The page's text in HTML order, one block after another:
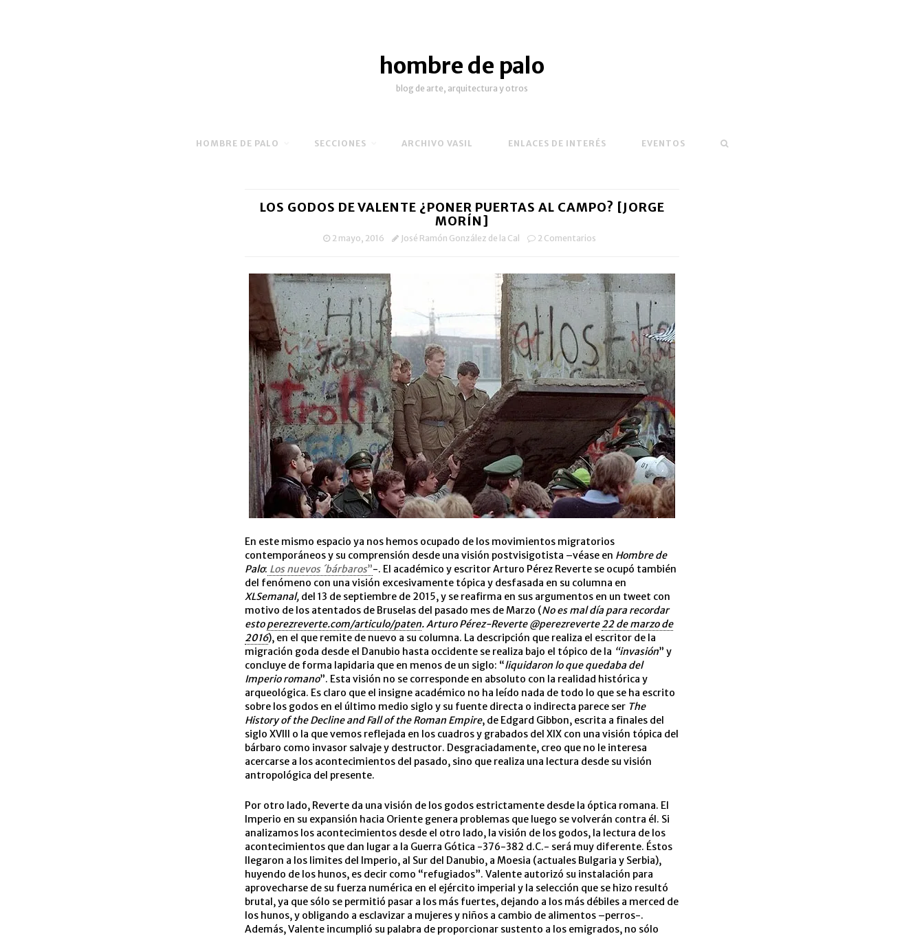
hombre de palo
blog de arte, arquitectura y otros
HOMBRE DE PALO SECCIONES ARCHIVO VASIL ENLACES DE INTERÉS EVENTOS
LOS GODOS DE VALENTE ¿PONER PUERTAS AL CAMPO? [JORGE
MORÍN]
2 mayo, 2016 José Ramón González de la Cal 2 Comentarios
En este mismo espacio ya nos hemos ocupado de los movimientos migratorios
contemporáneos y su comprensión desde una visión postvisigotista –véase en Hombre de
Palo: Los nuevos ´bárbaros”-. El académico y escritor Arturo Pérez Reverte se ocupó también
del fenómeno con una visión excesivamente tópica y desfasada en su columna en
XLSemanal, del 13 de septiembre de 2015, y se reafirma en sus argumentos en un tweet con
motivo de los atentados de Bruselas del pasado mes de Marzo (No es mal día para recordar
estoperezreverte.com/articulo/paten. Arturo Pérez-Reverte @perezreverte22 de marzo de
2016), en el que remite de nuevo a su columna. La descripción que realiza el escritor de la
migración goda desde el Danubio hasta occidente se realiza bajo el tópico de la “invasión” y
concluye de forma lapidaria que en menos de un siglo: “liquidaron lo que quedaba del
Imperio romano”. Esta visión no se corresponde en absoluto con la realidad histórica y
arqueológica. Es claro que el insigne académico no ha leído nada de todo lo que se ha escrito
sobre los godos en el último medio siglo y su fuente directa o indirecta parece ser The
History of the Decline and Fall of the Roman Empire, de Edgard Gibbon, escrita a finales del
siglo XVIII o la que vemos reflejada en los cuadros y grabados del XIX con una visión tópica del
bárbaro como invasor salvaje y destructor. Desgraciadamente, creo que no le interesa
acercarse a los acontecimientos del pasado, sino que realiza una lectura desde su visión
antropológica del presente.
Por otro lado, Reverte da una visión de los godos estrictamente desde la óptica romana. El
Imperio en su expansión hacia Oriente genera problemas que luego se volverán contra él. Si
analizamos los acontecimientos desde el otro lado, la visión de los godos, la lectura de los
acontecimientos que dan lugar a la Guerra Gótica -376-382 d.C.- será muy diferente. Éstos
llegaron a los limites del Imperio, al Sur del Danubio, a Moesia (actuales Bulgaria y Serbia),
huyendo de los hunos, es decir como “refugiados”. Valente autorizó su instalación para
aprovecharse de su fuerza numérica en el ejército imperial y la selección que se hizo resultó
brutal, ya que sólo se permitió pasar a los más fuertes, dejando a los más débiles a merced de
los hunos, y obligando a esclavizar a mujeres y niños a cambio de alimentos –perros-.
Además, Valente incumplió su palabra de proporcionar sustento a los emigrados, no sólo